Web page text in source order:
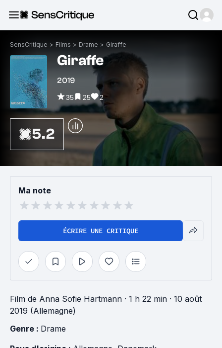
SensCritique > Films > Drame > Giraffe
Giraffe
2019
35 25 2
5.2
Ma note
ÉCRIRE UNE CRITIQUE
Film de Anna Sofie Hartmann · 1 h 22 min · 10 août
2019 (Allemagne)
Genre : Drame